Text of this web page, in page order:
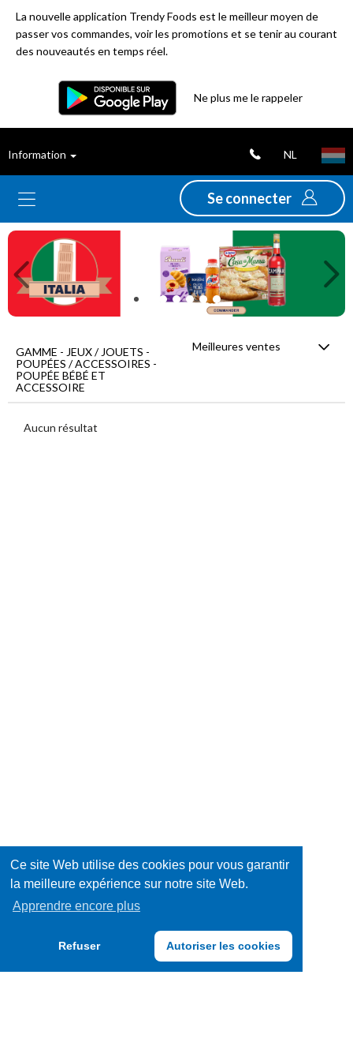
Ce site Web utilise des cookies pour vous garantir
la meilleure expérience sur notre site Web.
Apprendre encore plus
Refuser Autoriser les cookies
La nouvelle application Trendy Foods est le meilleur moyen de
passer vos commandes, voir les promotions et se tenir au courant
des nouveautés en temps réel.
Ne plus me le rappeler
Information NL
Se connecter
ventes
Nouveautés
Promotions
Déstockage
Menu
principal
Jeux
Jouets
Previous
GAMME - JEUX / JOUETS -
POUPÉES / ACCESSOIRES -
POUPÉE BÉBÉ ET
ACCESSOIRE
Meilleures ventes
Aucun résultat